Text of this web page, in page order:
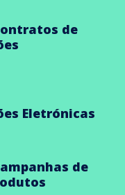
de
Eletrónicas
de